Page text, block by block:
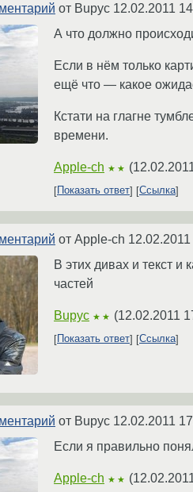
от Bupyc 12.02.2011
А что должно
Если в нём только
ещё что — какое
Кстати на глагне
времени.
Apple-ch ★★ (
Показать ответ Ссылка
от Apple-ch
В этих дивах и текст и
частей
Bupyc ★★ (12.02.2011
Показать ответ
Ссылка
от Bupyc 12.02.2011
Если я правильно
Apple-ch ★★ (